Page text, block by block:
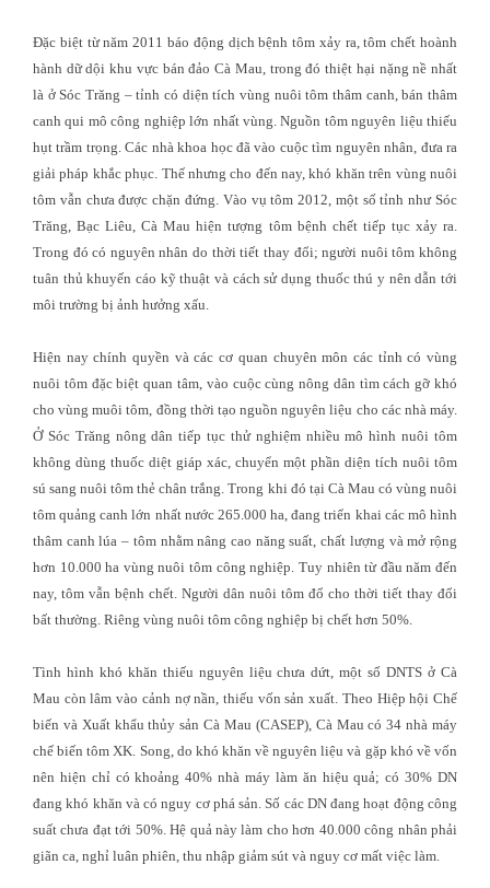
Đặc biệt từ năm 2011 báo động dịch bệnh tôm xảy ra, tôm chết hoành
hành dữ dội khu vực bán đảo Cà Mau, trong đó thiệt hại nặng nề nhất
là ở Sóc Trăng – tỉnh có diện tích vùng nuôi tôm thâm canh, bán thâm
canh qui mô công nghiệp lớn nhất vùng. Nguồn tôm nguyên liệu thiếu
hụt trầm trọng. Các nhà khoa học đã vào cuộc tìm nguyên nhân, đưa ra
giải pháp khắc phục. Thế nhưng cho đến nay, khó khăn trên vùng nuôi
tôm vẫn chưa được chặn đứng. Vào vụ tôm 2012, một số tỉnh như Sóc
Trăng, Bạc Liêu, Cà Mau hiện tượng tôm bệnh chết tiếp tục xảy ra.
Trong đó có nguyên nhân do thời tiết thay đổi; người nuôi tôm không
tuân thủ khuyến cáo kỹ thuật và cách sử dụng thuốc thú y nên dẫn tới
môi trường bị ảnh hưởng xấu.
Hiện nay chính quyền và các cơ quan chuyên môn các tỉnh có vùng
nuôi tôm đặc biệt quan tâm, vào cuộc cùng nông dân tìm cách gỡ khó
cho vùng muôi tôm, đồng thời tạo nguồn nguyên liệu cho các nhà máy.
Ở Sóc Trăng nông dân tiếp tục thử nghiệm nhiều mô hình nuôi tôm
không dùng thuốc diệt giáp xác, chuyển một phần diện tích nuôi tôm
sú sang nuôi tôm thẻ chân trắng. Trong khi đó tại Cà Mau có vùng nuôi
tôm quảng canh lớn nhất nước 265.000 ha, đang triển khai các mô hình
thâm canh lúa – tôm nhằm nâng cao năng suất, chất lượng và mở rộng
hơn 10.000 ha vùng nuôi tôm công nghiệp. Tuy nhiên từ đầu năm đến
nay, tôm vẫn bệnh chết. Người dân nuôi tôm đổ cho thời tiết thay đổi
bất thường. Riêng vùng nuôi tôm công nghiệp bị chết hơn 50%.
Tình hình khó khăn thiếu nguyên liệu chưa dứt, một số DNTS ở Cà
Mau còn lâm vào cảnh nợ nần, thiếu vốn sản xuất. Theo Hiệp hội Chế
biến và Xuất khẩu thủy sản Cà Mau (CASEP), Cà Mau có 34 nhà máy
chế biến tôm XK. Song, do khó khăn về nguyên liệu và gặp khó về vốn
nên hiện chỉ có khoảng 40% nhà máy làm ăn hiệu quả; có 30% DN
đang khó khăn và có nguy cơ phá sản. Số các DN đang hoạt động công
suất chưa đạt tới 50%. Hệ quả này làm cho hơn 40.000 công nhân phải
giãn ca, nghỉ luân phiên, thu nhập giảm sút và nguy cơ mất việc làm.